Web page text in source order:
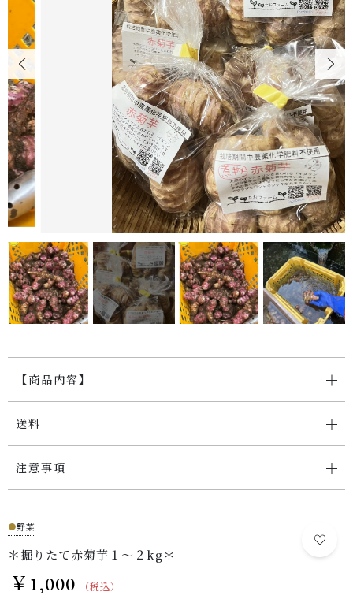
HOW TO KEEP
ニワトリの飼い方について
ANIMALWELFARE
アニマルウェルフェアについて
SHOP
店舗概要
CONTENTS
コンテンツ
SHOPPING GUIDE
ショッピングガイド
PRIVACY
プライバシーポリシー
【商品内容】
送料
注意事項
●野菜
＊掘りたて赤菊芋１～２kg＊
￥ 1,000 （税込）